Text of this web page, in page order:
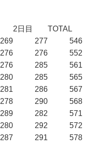
2日目
TOTAL
269 277
546
276 276
552
276 285
561
280 285
565
281 286
567
278 290
568
289 282
571
280 292
572
287 291
578